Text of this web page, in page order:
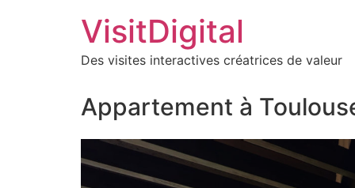
VisitDigital
Des visites interactives créatrices de valeur
Appartement à